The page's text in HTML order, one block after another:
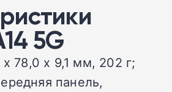
5G
x 78,0 x 9,1 мм, 202 г;
панель,